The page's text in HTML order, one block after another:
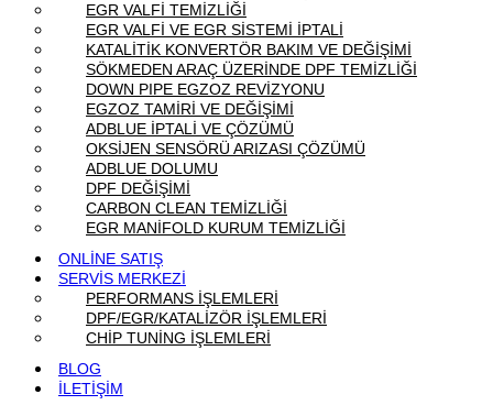
EGR VALFİ TEMİZLİĞİ
EGR VALFİ VE EGR SİSTEMİ İPTALİ
KATALİTİK KONVERTÖR BAKIM VE DEĞİŞİMİ
SÖKMEDEN ARAÇ ÜZERİNDE DPF TEMİZLİĞİ
DOWN PIPE EGZOZ REVİZYONU
EGZOZ TAMİRİ VE DEĞİŞİMİ
ADBLUE İPTALİ VE ÇÖZÜMÜ
OKSİJEN SENSÖRÜ ARIZASI ÇÖZÜMÜ
ADBLUE DOLUMU
DPF DEĞİŞİMİ
CARBON CLEAN TEMİZLİĞİ
EGR MANİFOLD KURUM TEMİZLİĞİ
ONLİNE SATIŞ
SERVİS MERKEZİ
PERFORMANS İŞLEMLERİ
DPF/EGR/KATALİZÖR İŞLEMLERİ
CHİP TUNİNG İŞLEMLERİ
BLOG
İLETİŞİM